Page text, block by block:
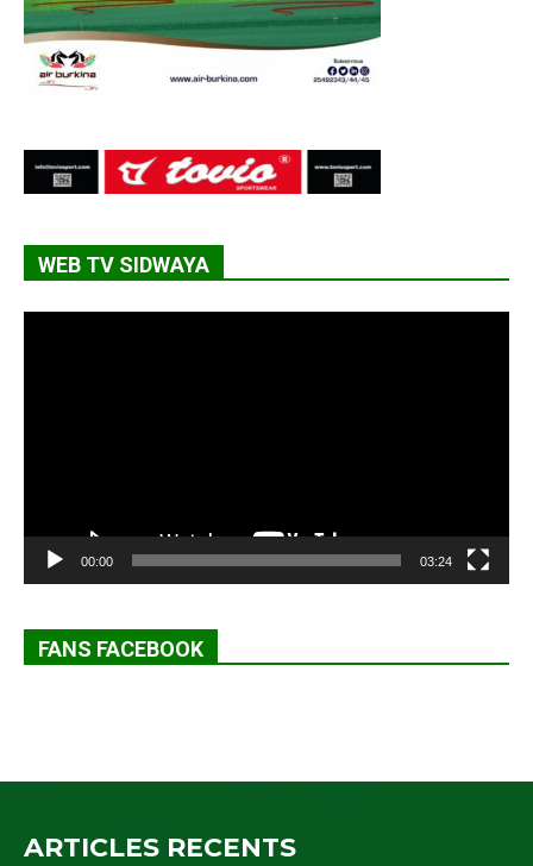
WEB TV SIDWAYA
00:00 03:24
FANS FACEBOOK
ARTICLES RECENTS